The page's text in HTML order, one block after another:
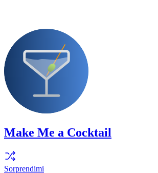
Make Me a Cocktail
Sorprendimi